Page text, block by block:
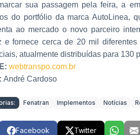
sua passagem pela feira, a
do portfólio da marca AutoLinea,
ao mercado o novo parceiro
e fornece cerca de 20 mil
atualmente distribuídas para 130
webtranspo.com.br
André Cardoso
Fenatran Implementos Notícias
Facebook Twitter